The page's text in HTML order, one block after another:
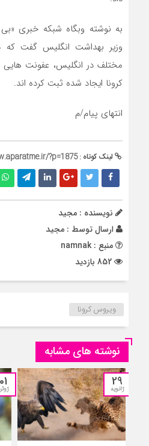
به نوشته وبگاه شبکه خبری
مختلف در انگلیس، عفونت هایی
کرونا ایجاد شده ثبت کرده اند.
انتهای پیام/م
لینک کوتاه :?p=1875
نویسنده : مجید
ارسال توسط : مجید
منبع : namnak
ویروس کرونا
نوشته های مشابه
29
ژانویه 01